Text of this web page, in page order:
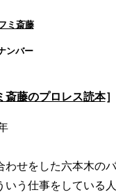
ミ斎藤
ンバー
斎藤のプロレス読本
せをした六本木の
いう仕事をしている